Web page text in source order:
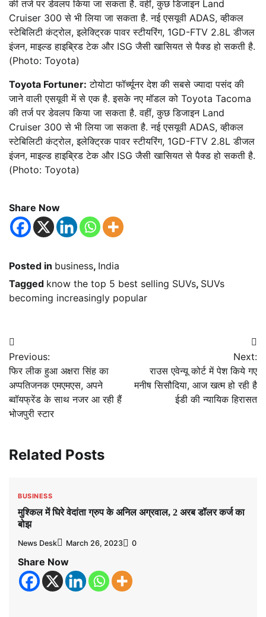
Toyota Fortuner: टोयोटा फॉर्च्यूनर देश की सबसे ज्यादा पसंद की
जाने वाली एसयूवी में से एक है. इसके नए मॉडल को Toyota Tacoma
की तर्ज पर डेवलप किया जा सकता है. वहीं, कुछ डिजाइन Land
Cruiser 300 से भी लिया जा सकता है. नई एसयूवी ADAS, व्हीकल
स्टेबिलिटी कंट्रोल, इलेक्ट्रिक पावर स्टीयरिंग, 1GD-FTV 2.8L डीजल
इंजन, माइल्ड हाइब्रिड टेक और ISG जैसी खासियत से पैक्ड हो सकती है.
(Photo: Toyota)
Share Now
Posted in business, India
Tagged know the top 5 best selling SUVs, SUVs
becoming increasingly popular
Post
navigation
Previous:
फिर लीक हुआ अक्षरा सिंह का
अप्पतिजनक एमएमएस, अपने
ब्वॉयफ्रेंड के साथ नजर आ रही हैं
भोजपुरी स्टार
Next:
राउस एवेन्यू कोर्ट में पेश किये गए
मनीष सिसौदिया, आज खत्म हो रही है
ईडी की न्यायिक हिरासत
Related Posts
BUSINESS
मुश्किल में घिरे वेदांता ग्रुप के अनिल अग्रवाल, 2 अरब डॉलर कर्ज का
बोझ
News Desk March 26, 2023 0
Share Now